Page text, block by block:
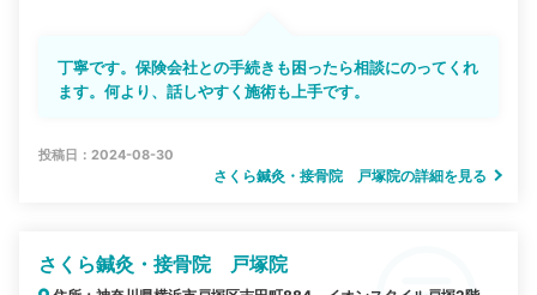
丁寧です。保険会社との手続きも困ったら相談にのってくれ
ます。何より、話しやすく施術も上手です。
投稿日：2024-08-30
さくら鍼灸・接骨院 戸塚院の詳細を見る
さくら鍼灸・接骨院 戸塚院